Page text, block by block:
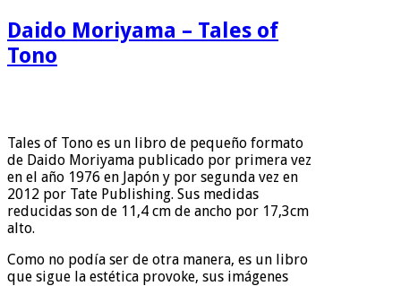
Daido Moriyama – Tales of
Tono
Tales of Tono es un libro de pequeño formato
de Daido Moriyama publicado por primera vez
en el año 1976 en Japón y por segunda vez en
2012 por Tate Publishing. Sus medidas
reducidas son de 11,4 cm de ancho por 17,3cm
alto.
Como no podía ser de otra manera, es un libro
que sigue la estética provoke, sus imágenes